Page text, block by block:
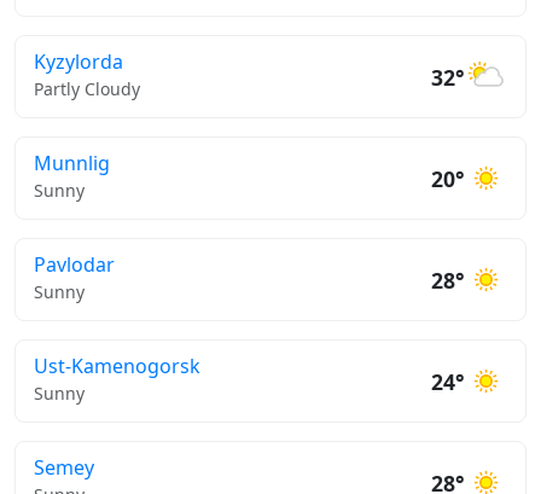
Kyzylorda
Partly Cloudy 32°
Munnlig
Sunny 20°
Pavlodar
Sunny 28°
Ust-Kamenogorsk
Sunny 24°
Semey
28°